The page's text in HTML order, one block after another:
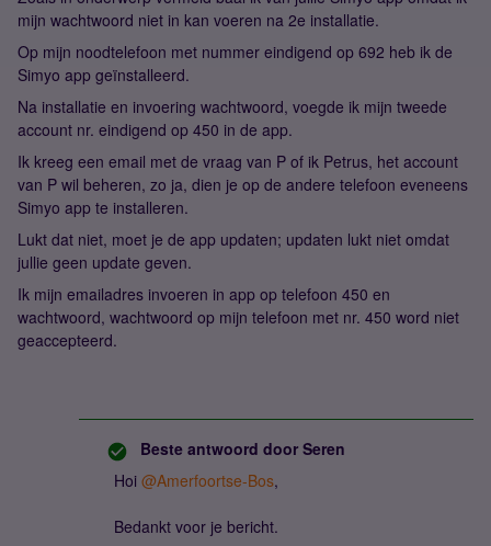
mijn wachtwoord niet in kan voeren na 2e installatie.
Op mijn noodtelefoon met nummer eindigend op 692 heb ik de
Simyo app geïnstalleerd.
Na installatie en invoering wachtwoord, voegde ik mijn tweede
account nr. eindigend op 450 in de app.
Ik kreeg een email met de vraag van P of ik Petrus, het account
van P wil beheren, zo ja, dien je op de andere telefoon eveneens
Simyo app te installeren.
Lukt dat niet, moet je de app updaten; updaten lukt niet omdat
jullie geen update geven.
Ik mijn emailadres invoeren in app op telefoon 450 en
wachtwoord, wachtwoord op mijn telefoon met nr. 450 word niet
geaccepteerd.
Beste antwoord door Seren
Hoi @Amerfoortse-Bos,
Bedankt voor je bericht.